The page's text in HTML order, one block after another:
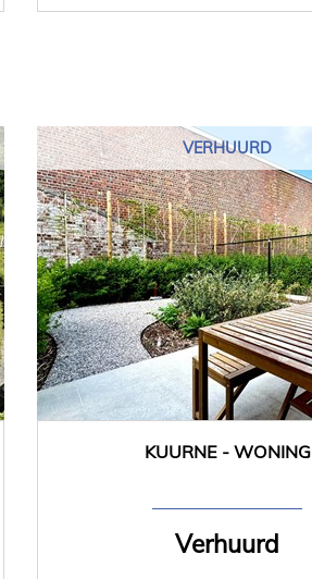
VERHUURD
3 Ja
KUURNE - WONING
Verhuurd